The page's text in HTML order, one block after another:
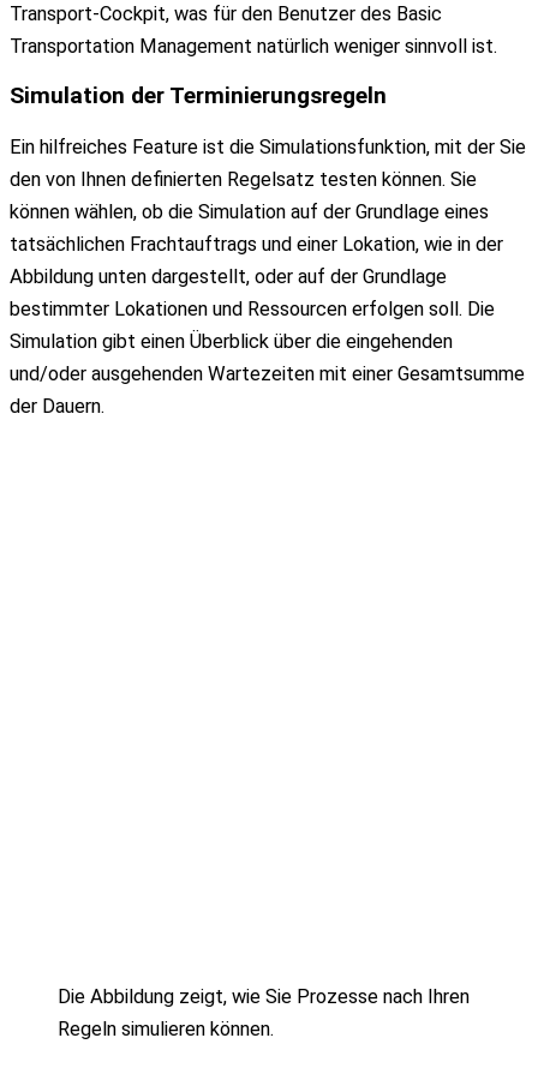
Transport-Cockpit, was für den Benutzer des Basic
Transportation Management natürlich weniger sinnvoll ist.
Simulation der Terminierungsregeln
Ein hilfreiches Feature ist die Simulationsfunktion, mit der Sie
den von Ihnen definierten Regelsatz testen können. Sie
können wählen, ob die Simulation auf der Grundlage eines
tatsächlichen Frachtauftrags und einer Lokation, wie in der
Abbildung unten dargestellt, oder auf der Grundlage
bestimmter Lokationen und Ressourcen erfolgen soll. Die
Simulation gibt einen Überblick über die eingehenden
und/oder ausgehenden Wartezeiten mit einer Gesamtsumme
der Dauern.
Die Abbildung zeigt, wie Sie Prozesse nach Ihren
Regeln simulieren können.